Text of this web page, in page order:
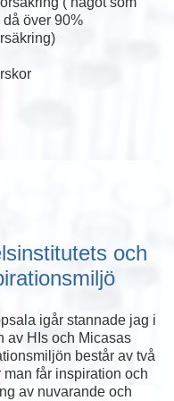
över 90%
och
igår stannade jag i
av HIs och Micasas
består av två
får inspiration och
av nuvarande och